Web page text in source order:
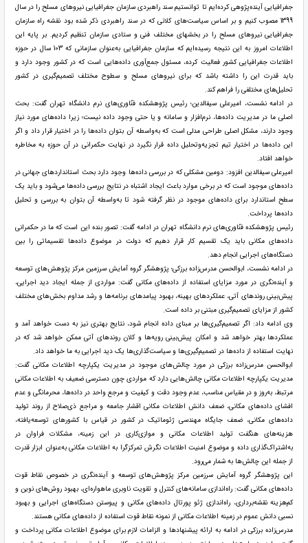
جغرافیایی آینده‌پژوهی کرده‌ایم تا توانستیم سند راهبردی سازمان جغرافیایی نیروهای مسلح را در سال
1399 مصوب کنیم و بر اساس سیاست‌های کلانی که در سند راهبردی ذکر شده بود نقشه راه سازمان
جغرافیایی نیروهای مسلح را در بخشهای مختلف فنی و ستادی سازمان تنظیم کردیم. بر پایه این
اطلاعات امروز به این نتیجه رسیده‌ایم که سازمان جغرافیایی به‌عنوان سازمانی که 103 سال در حوزه
اطلاعات جغرافیایی کشور فعالیت کرده، مسئول جمع‌آوری داده‌هایی است که در کشور وجود دارد و
باید قدرت این را داشته باشد که برای نیرو‌های مسلح و سطوح مختلف تصمیم‌گیری در کشور
تحلیل‌های مختلفی را فراهم کند.
در ادامه نشست، امیرعلی سیفالدین؛ رئیس پژوهشکده فنّاوری‌های نرم دانشگاه تهران گفت: بحث
اصلی ما در مدیریت داده‌ها، نرم‌افزار و سامانه و یا حتی وجود داده نیست؛ زیرا داده‌های مورد نیاز
وجود دارند، مشکل اصلی طراحی مدلی است که به‌واسطه آن بتوان داده‌ها را در اختیار قرار داد و اگر
این داده‌ها در اختیار تیم تجزیه‌وتحلیل داده قرار نگیرد در نهایت حکمرانی در آن حوزه به مخاطره
خواهد افتاد.
امیرعلی سیفالدین افزود: دومین مشکلی که در بررسی داده‌ها وجود دارد بحث استانداردهای جهانی در
داده‌های موجود است که در برخی موارد باعث ایجاد اشتباه در نتایج بررسی داده‌ها می‌شود و باید یک
سطح استاندارد برای داده‌های موجود در نظر گرفته شود تا به‌واسطه آن بتوان به بررسی و تحلیل
داده‌ها پرداخت.
رئیس پژوهشکده فنّاوری‌های نرم دانشگاه تهران در ادامه گفت: تصور بنده این است که ما در حکمرانی
داده‌های مکانی باید یک تقسیم کار قرار دهیم که دولت در موضوع داده‌ها تقسیماتی را بین
دستگاه‌های اجرایی انجام دهد.
در ادامه نشست، ابوالحسن مدرس‌زاده برزکی؛ پژوهشگر گروه آمایش سرزمین مرکز پژوهش‌های توسعه
و آینده‌نگری در مورد مزایای استفاده از داده‌های مکانی گفت: مواردی از جمله ایجاد دید اجرایی،
پیش‌بینی روندهای آتی، عملکردهای بهینه، بهبود پیامدهای برنامه‌ها و رشد مداوم بخش‌های مختلف
کشور از مزایای تصمیم‌گیری مبتنی بر داده است.
وی ادامه داد: اگر تصمیم‌گیری‌ها بر مبنای داده انجام شود، نتایج بهتری نیز به دست خواهد آمد و
عملکردها بهتر خواهد شد و امکان پیش‌بینی رویه‌ها و کلان روندهای آتی ممکن خواهد شد که در
نهایت استفاده از داده‌ها در تصمیم‌گیری‌ها و سیاست‌گذاری‌ها یک دید اجرایی به ما خواهد داد.
ابوالحسن مدرس‌زاده برزکی در مورد چالش‌های موجود در مدیریت یکپارچه اطلاعات مکانی گفت:
مدیریت یکپارچه اطلاعات مکانی چالش‌هایی دارد که مواردی چون دسترسی ضعیف به اطلاعات مکانی
مرتبط، به‌روز و در مقیاس مناسب، عدم وجود دقت و کیفیت و مرجع واحد در داده‌ها، محرمانگی و عدم
افشای داده‌های مکانی، ضعف دانش اطلاعات مکانی اقشار جامعه و مراجع ذی‌صلاح از روند تولید
داده‌های مکانی، ضعف جایگاه مهندسی ژئوماتیک در کشور در قیاس با کشورهای توسعه‌یافته،
هزینه‌های هنگفت تولید اطلاعات مکانی و موازی‌کاری در این زمینه، مشکلات فراوان در
به‌اشتراک‌گذاری داده و موضوع امنیت اطلاعات نگرش تمرکزگرا به اطلاعات مکانی به‌عنوان ابزار قدرت
از جمله این چالش‌ها به شمار می‌رود.
این پژوهشگر گروه آمایش سرزمین مرکز پژوهش‌های توسعه و آینده‌نگری در خصوص نقاط قوت
داده‌های مکانی گفت: راه‌اندازی سامانه‌های کنترل و تقویت ناوبری ماهواره‌ای، بهبود روش‌های نوین و
کم‌هزینه نقشه‌برداری، راه‌اندازی ژئو پورتال داده‌های مکانی و پیوستن دستگاه‌های اجرایی و بهبود
نسبی دانش عموم در زمینه اطلاعات مکانی از نمونه نقاط قوت استفاده از داده‌های مکانی هستند.
مدرس‌زاده برزکی در ادامه به ارائه پیشنهادها و الزامات لازم برای موضوع اطلاعات مکانی پرداخت و